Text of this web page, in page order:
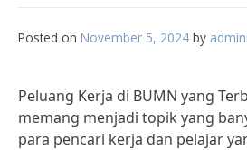
Posted on November 5, 2024 by
Peluang Kerja di BUMN yang
memang menjadi topik yang
para pencari kerja dan pelajar